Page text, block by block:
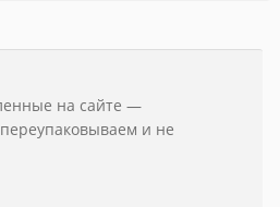
на сайте —
и не